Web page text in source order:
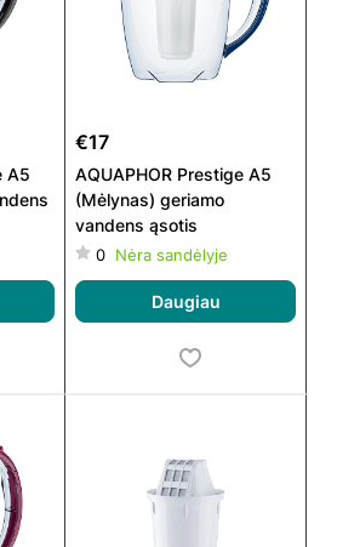
€17
AQUAPHOR Prestige A5
(Mėlynas) geriamo
vandens ąsotis
0 Nėra sandėlyje
Daugiau